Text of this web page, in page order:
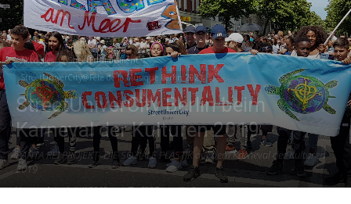
Aktuelles
StreetEdutainment
StreetUniverCity@Fete de la Musique Berlin 2021
StreetUniverCity Berlin beim
Karneval der Kulturen 2019
PANTA REI PROJEKT- DIE SOZIALE PLASTIK auf dem Karneval der Kulturen
2019
Von sub - 4. Juli 2019 6037 0